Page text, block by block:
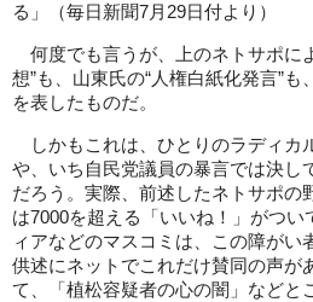
る」（毎日新聞7月29日付より）
何度でも言うが、上のネトサポに
想”も、山東氏の“人権白紙化発言”
を表したものだ。
しかもこれは、ひとりのラディカ
や、いち自民党議員の暴言では決し
だろう。実際、前述したネトサポの
は7000を超える「いいね！」がつ
ィアなどのマスコミは、この障がい
供述にネットでこれだけ賛同の声が
て、「植松容疑者の心の闇」などと